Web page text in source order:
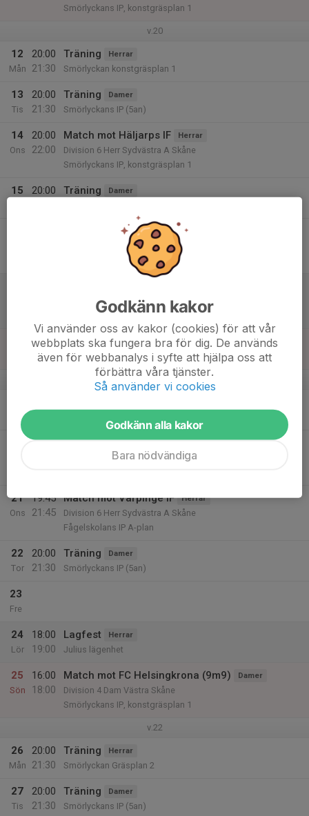
Smörlyckans IP, konstgräsplan 1
v.20
12
Mån
20:00
21:30
Träning Herrar
Smörlyckan konstgräsplan 1
13
Tis
20:00
21:30
Träning Damer
Smörlyckans IP (5an)
14
Ons
20:00
22:00
Match mot Häljarps IF Herrar
Division 6 Herr Sydvästra A Skåne
Smörlyckans IP, konstgräsplan 1
15
20:00
Träning Damer
Match mot Askeröds IF Damer
Division 4 Dam Västra Skåne
Askeröds IP konstgräs
Division 6 Herr Sydvästra A Skåne
Smörlyckans IP, konstgräsplan 1
v.21
Mån
20:00
Match mot IK Wormo (9v9) Damer
Division 4 Dam Västra Skåne
21
Ons
19:45
21:45
Match mot Värpinge IF Herrar
Division 6 Herr Sydvästra A Skåne
Fågelskolans IP A-plan
22
Tor
20:00
21:30
Träning Damer
Smörlyckans IP (5an)
23
Fre
24
Lör
18:00
19:00
Lagfest Herrar
Julius lägenhet
25
Sön
16:00
18:00
Match mot FC Helsingkrona (9m9) Damer
Division 4 Dam Västra Skåne
Smörlyckans IP, konstgräsplan 1
v.22
26
Mån
20:00
21:30
Träning Herrar
Smörlyckan Gräsplan 2
27
Tis
20:00
21:30
Träning Damer
Smörlyckans IP (5an)
Godkänn kakor
Vi använder oss av kakor (cookies) för att vår
webbplats ska fungera bra för dig. De används
även för webbanalys i syfte att hjälpa oss att
förbättra våra tjänster.
Så använder vi cookies
Godkänn alla kakor
Bara nödvändiga